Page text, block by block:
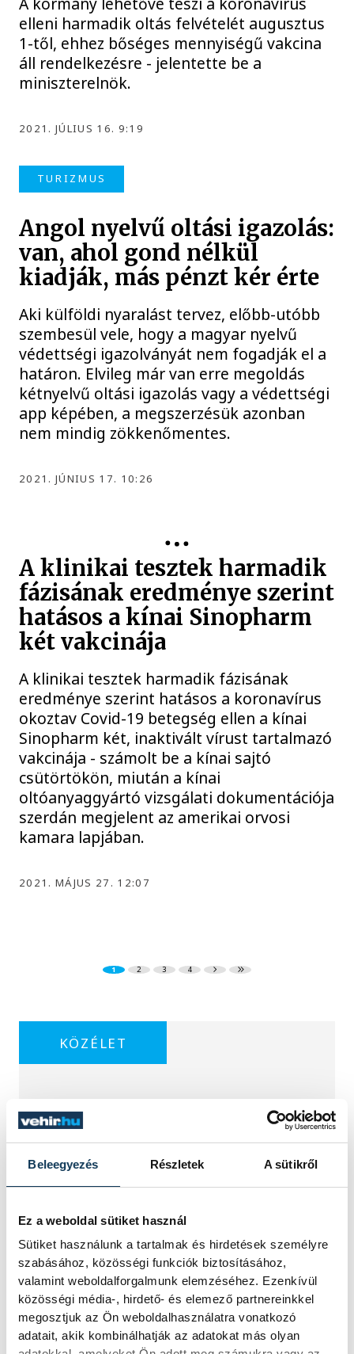
Beleegyezés Részletek A sütikről
Ez a weboldal sütiket használ
Sütiket használunk a tartalmak és hirdetések személyre
szabásához, közösségi funkciók biztosításához,
valamint weboldalforgalmunk elemzéséhez. Ezenkívül
közösségi média-, hirdető- és elemező partnereinkkel
megosztjuk az Ön weboldalhasználatra vonatkozó
adatait, akik kombinálhatják az adatokat más olyan
elleni harmadik oltás felvételét augusztus
1-től, ehhez bőséges mennyiségű vakcina
áll rendelkezésre - jelentette be a
miniszterelnök.
2021. JÚLIUS 16. 9:19
TURIZMUS
Angol nyelvű oltási igazolás:
van, ahol gond nélkül
kiadják, más pénzt kér érte
Aki külföldi nyaralást tervez, előbb-utóbb
szembesül vele, hogy a magyar nyelvű
védettségi igazolványát nem fogadják el a
határon. Elvileg már van erre megoldás
kétnyelvű oltási igazolás vagy a védettségi
app képében, a megszerzésük azonban
nem mindig zökkenőmentes.
2021. JÚNIUS 17. 10:26
A klinikai tesztek harmadik
fázisának eredménye szerint
hatásos a kínai Sinopharm
két vakcinája
A klinikai tesztek harmadik fázisának
eredménye szerint hatásos a koronavírus
okoztav Covid-19 betegség ellen a kínai
Sinopharm két, inaktivált vírust tartalmazó
vakcinája - számolt be a kínai sajtó
csütörtökön, miután a kínai
oltóanyaggyártó vizsgálati dokumentációja
szerdán megjelent az amerikai orvosi
kamara lapjában.
2021. MÁJUS 27. 12:07
1 2 3 4
KÖZÉLET
Egy furcsa halkonzerv
lett az Év Strandétele -
mutatjuk!
A Balatoni Kör idén tizenkettedik
alkalommal hirdette meg az év
strandétele versenyt, amelyre minden
eddiginél több, 22 vendéglátóhely 44
étellel indult. Egy fonyódi hely nyert...